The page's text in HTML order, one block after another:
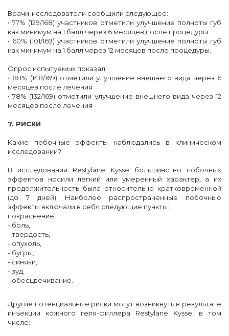
Врачи-исследователи сообщили следующее:
• 77% (129/168) участников отметили улучшение полноты губ
как минимум на 1 балл через 6 месяцев после процедуры.
• 60% (101/169) участников отметили улучшение полноты губ
как минимум на 1 балл через 12 месяцев после процедуры.
Опрос испытуемых показал:
• 88% (148/169) отметили улучшение внешнего вида через 6
месяцев после лечения
• 78% (132/169) отметили улучшение внешнего вида через 12
месяцев после лечения
7. РИСКИ
Какие побочные эффекты наблюдались в клиническом
исследовании?
В исследовании Restylane Kysse большинство побочных
эффектов носили легкий или умеренный характер, а их
продолжительность была относительно кратковременной
(до 7 дней). Наиболее распространенные побочные
эффекты включали в себя следующие пункты:
покраснение,
- боль,
- твердость,
- опухоль,
- бугры,
- синяки,
- зуд,
- обесцвечивание.
Другие потенциальные риски могут возникнуть в результате
инъекции кожного геля-филлера Restylane Kysse, в том
числе: